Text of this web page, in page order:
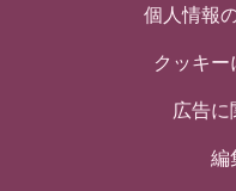
個人情報
クッキ
広告
編